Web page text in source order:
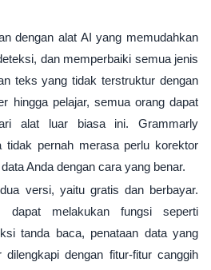
dengan alat AI yang memudahkan
dan memperbaiki semua jenis
teks yang tidak terstruktur dengan
hingga pelajar, semua orang dapat
alat luar biasa ini. Grammarly
tidak pernah merasa perlu korektor
Anda dengan cara yang benar.
versi, yaitu gratis dan berbayar.
dapat melakukan fungsi seperti
tanda baca, penataan data yang
dengan fitur-fitur canggih